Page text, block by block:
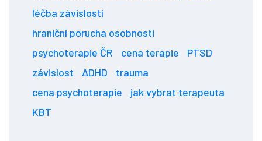
léčba závislostí
hraniční porucha osobnosti
psychoterapie ČR
cena terapie
PTSD
závislost
ADHD
trauma
cena psychoterapie
jak vybrat terapeuta
KBT